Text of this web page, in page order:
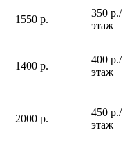
1550 р.
350 р./
этаж
1400 р.
400 р./
этаж
2000 р.
450 р./
этаж